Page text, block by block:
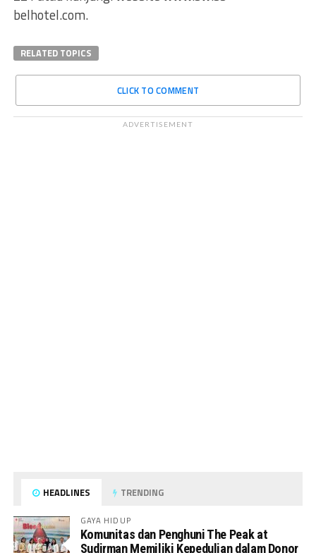
belhotel.com.
RELATED TOPICS
CLICK TO COMMENT
ADVERTISEMENT
HEADLINES TRENDING
GAYA HIDUP
Komunitas dan Penghuni The Peak at
Sudirman Memiliki Kepedulian dalam Donor